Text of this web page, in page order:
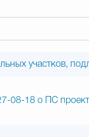
участков,
08-18 о ПС